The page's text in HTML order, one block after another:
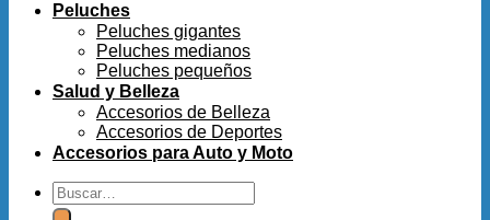
Peluches
Peluches gigantes
Peluches medianos
Peluches pequeños
Salud y Belleza
Accesorios de Belleza
Accesorios de Deportes
Accesorios para Auto y Moto
Buscar
por: